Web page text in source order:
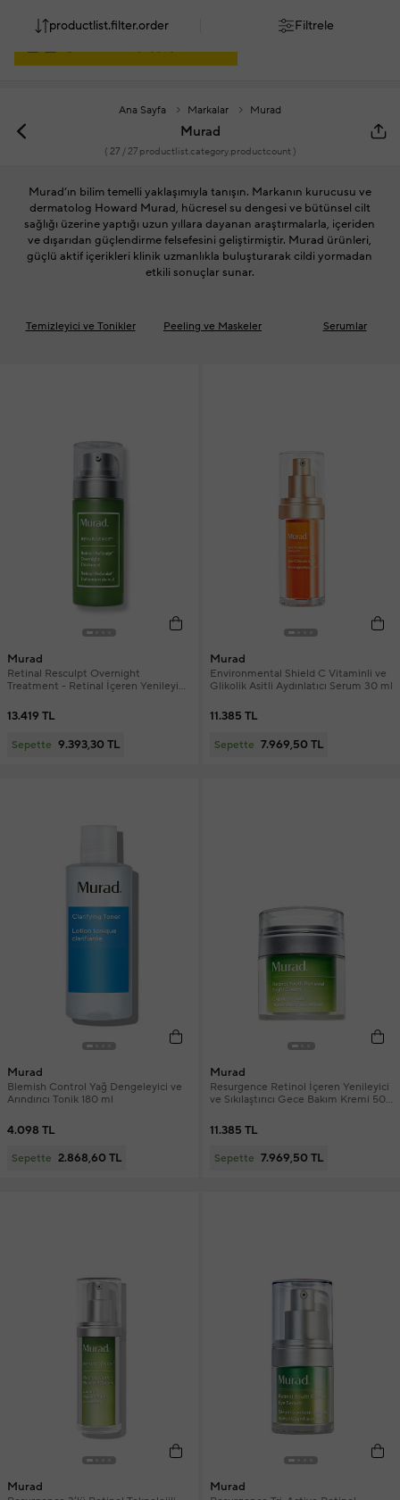
Ana Sayfa Markalar Murad
Murad
( 27 / 27 productlist.category.productcount )
productlist.filter.order Filtrele
Murad’ın bilim temelli yaklaşımıyla tanışın. Markanın kurucusu ve
dermatolog Howard Murad, hücresel su dengesi ve bütünsel cilt
sağlığı üzerine yaptığı uzun yıllara dayanan araştırmalarla, içeriden
ve dışarıdan güçlendirme felsefesini geliştirmiştir. Murad ürünleri,
güçlü aktif içerikleri klinik uzmanlıkla buluşturarak cildi yormadan
etkili sonuçlar sunar.
Temizleyici ve Tonikler Peeling ve Maskeler Serumlar
Murad
Retinal Resculpt Overnight
Treatment - Retinal İçeren Yenileyici
13.419 TL
Sepette 9.393,30 TL
Murad
Environmental Shield C Vitaminli ve
Glikolik Asitli Aydınlatıcı Serum 30 ml
11.385 TL
Sepette 7.969,50 TL
Murad
Blemish Control Yağ Dengeleyici ve
Arındırıcı Tonik 180 ml
4.098 TL
Sepette 2.868,60 TL
Murad
Resurgence Retinol İçeren Yenileyici
ve Sıkılaştırıcı Gece Bakım Kremi 50
11.385 TL
Sepette 7.969,50 TL
Murad Murad